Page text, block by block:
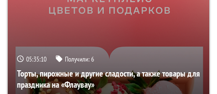
05:35:10 Получили:6
Торты, пирожные и другие сладости, а также товары для
праздника на «Флаувау»